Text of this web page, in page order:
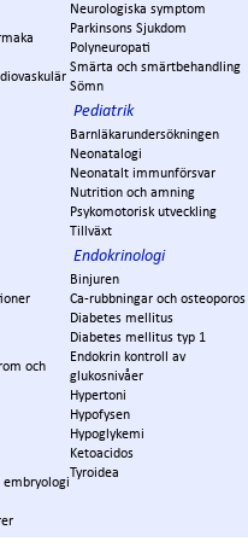
och
embryologi
Neurologiska symptom
Parkinsons Sjukdom
Polyneuropati
Smärta och smärtbehandling
Sömn
Pediatrik
Barnläkarundersökningen
Neonatalogi
Neonatalt immunförsvar
Nutrition och amning
Psykomotorisk utveckling
Tillväxt
Endokrinologi
Binjuren
Ca-rubbningar och osteoporos
Diabetes mellitus
Diabetes mellitus typ 1
Endokrin kontroll av
glukosnivåer
Hypertoni
Hypofysen
Hypoglykemi
Ketoacidos
Tyroidea